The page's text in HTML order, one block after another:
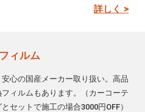
詳しく >
ィルム
心の国産メーカー取り扱い。高品
ィルムもあります。（カーコーテ
セットで施工の場合3000円OFF）